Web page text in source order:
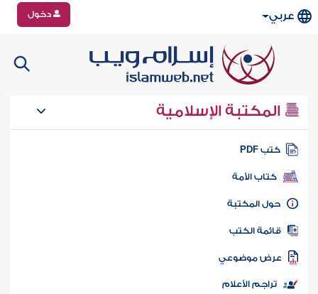
عربي دخول
المكتبة الإسلامية
كتب PDF
كتاب الأمة
المكتبة
الكتب